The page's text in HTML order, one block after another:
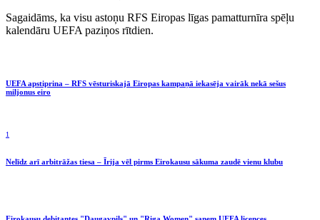
Sagaidāms, ka visu astoņu RFS Eiropas līgas pamatturnīra spēļu
kalendāru UEFA paziņos rītdien.
UEFA apstiprina – RFS vēsturiskajā Eiropas kampaņā iekasēja vairāk nekā sešus
miljonus eiro
1
Nelīdz arī arbitrāžas tiesa – Īrija vēl pirms Eirokausu sākuma zaudē vienu klubu